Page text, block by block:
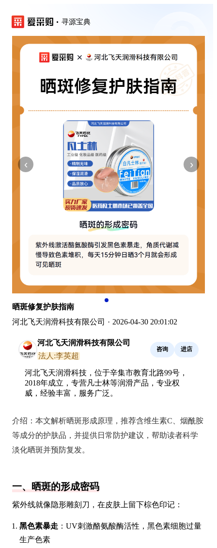
寻源宝典
‹ ›
晒斑修复护肤指南
河北飞天润滑科技有限公司 · 2026-04-30 20:01:02
河北飞天润滑科技有限公司
法人:李英超
咨询 进店
河北飞天润滑科技，位于辛集市教育北路99号，
2018年成立，专营凡士林等润滑产品，专业权
威，经验丰富，服务广泛。
介绍： 本文解析晒斑形成原理，推荐含维生素C、烟酰胺
等成分的护肤品，并提供日常防护建议，帮助读者科学
淡化晒斑并预防复发。
一、晒斑的形成密码
紫外线就像隐形雕刻刀，在皮肤上留下棕色印记：
黑色素暴走 ：UV刺激酪氨酸酶活性，黑色素细胞过量
生产色素